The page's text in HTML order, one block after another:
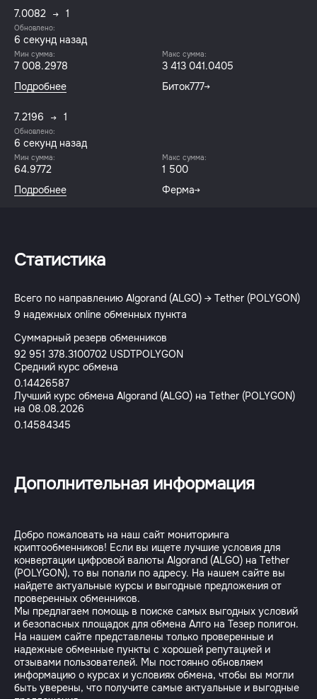
7.0082 1
Обновлено:
7 секунд назад
Мин сумма:
7 008.2978
Макс сумма:
3 413 041.0405
Подробнее
Биток777
7.2196 1
Обновлено:
7 секунд назад
Мин сумма:
64.9772
Макс сумма:
1 500
Подробнее
Ферма
Статистика
Всего по направлению Algorand (ALGO) → Tether (POLYGON)
9 надежных online обменных пункта
Суммарный резерв обменников
92 951 378.3100702 USDTPOLYGON
Средний курс обмена
0.14426587
Лучший курс обмена Algorand (ALGO) на Tether (POLYGON)
на 08.08.2026
0.14584345
Дополнительная информация
Добро пожаловать на наш сайт мониторинга
криптообменников! Если вы ищете лучшие условия для
конвертации цифровой валюты Algorand (ALGO) на Tether
(POLYGON), то вы попали по адресу. На нашем сайте вы
найдете актуальные курсы и выгодные предложения от
проверенных обменников.
Мы предлагаем помощь в поиске самых выгодных условий
и безопасных площадок для обмена Алго на Тезер полигон.
На нашем сайте представлены только проверенные и
надежные обменные пункты с хорошей репутацией и
отзывами пользователей. Мы постоянно обновляем
информацию о курсах и условиях обмена, чтобы вы могли
быть уверены, что получите самые актуальные и выгодные